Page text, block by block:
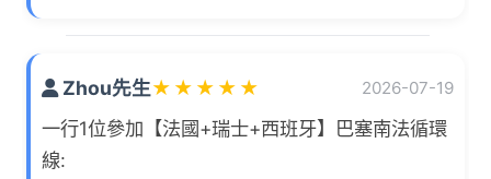
Zhou先生★ ★ ★ ★ ★ 2026-07-19
一行1位參加【法國+瑞士+西班牙】巴塞南法循環
線: